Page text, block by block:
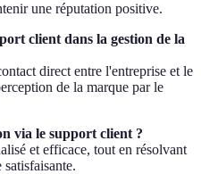
une réputation positive.
client dans la gestion de la
direct entre l'entreprise et le
de la marque par le
via le support client ?
et efficace, tout en résolvant